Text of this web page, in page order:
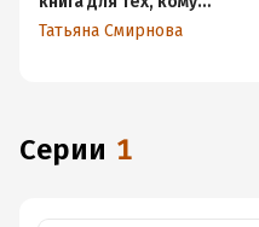
приходится выбирать
между «надо» и «хочу»
Татьяна Смирнова
Серии 1